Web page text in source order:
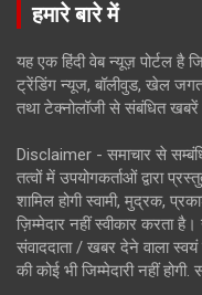
हमारे बारे में
यह एक हिंदी वेब न्यूज़ पोर्टल है
ट्रेंडिंग न्यूज, बॉलीवुड, खेल
तथा टेक्नोलॉजी से संबंधित खबरें
Disclaimer - समाचार से
तत्वों में उपयोगकर्ताओं द्वारा
शामिल होगी स्वामी, मुद्रक,
ज़िम्मेदार नहीं स्वीकार करता
संवाददाता / खबर देने वाला
की कोई भी जिम्मेदारी नहीं होगी.